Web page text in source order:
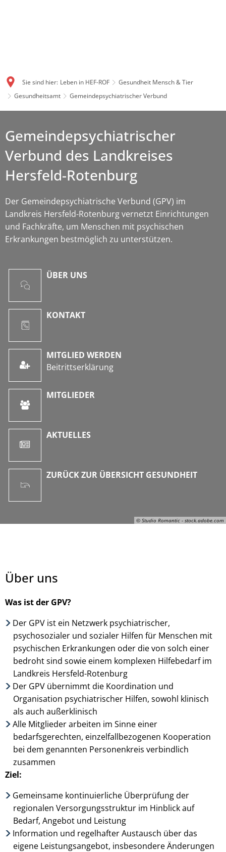
Sie sind hier: Leben in HEF-ROF
Gesundheit Mensch & Tier
Gesundheitsamt
Gemeindepsychiatrischer Verbund
Verbund
© Studio Romantic - stock.adobe.com
© Studio Romantic - stock.adobe.com
Gemeindepsychiatrischer
Verbund des Landkreises
Hersfeld-Rotenburg
Der Gemeindepsychiatrische Verbund (GPV) im
Landkreis Hersfeld-Rotenburg vernetzt Einrichtungen
und Fachkräfte, um Menschen mit psychischen
Erkrankungen bestmöglich zu unterstützen.
ÜBER UNS
KONTAKT
MITGLIED WERDEN
Beitrittserklärung
MITGLIEDER
AKTUELLES
ZURÜCK ZUR ÜBERSICHT GESUNDHEIT
Über uns
Was ist der GPV?
Der GPV ist ein Netzwerk psychiatrischer,
psychosozialer und sozialer Hilfen für Menschen mit
psychischen Erkrankungen oder die von solch einer
bedroht sind sowie einem komplexen Hilfebedarf im
Landkreis Hersfeld-Rotenburg
Der GPV übernimmt die Koordination und
Organisation psychiatrischer Hilfen, sowohl klinisch
als auch außerklinisch
Alle Mitglieder arbeiten im Sinne einer
bedarfsgerechten, einzelfallbezogenen Kooperation
bei dem genannten Personenkreis verbindlich
zusammen
Ziel:
Gemeinsame kontinuierliche Überprüfung der
regionalen Versorgungsstruktur im Hinblick auf
Bedarf, Angebot und Leistung
Information und regelhafter Austausch über das
eigene Leistungsangebot, insbesondere Änderungen